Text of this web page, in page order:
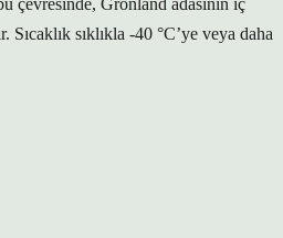
Grönland adasının iç
sıklıkla -40 °C’ye veya daha